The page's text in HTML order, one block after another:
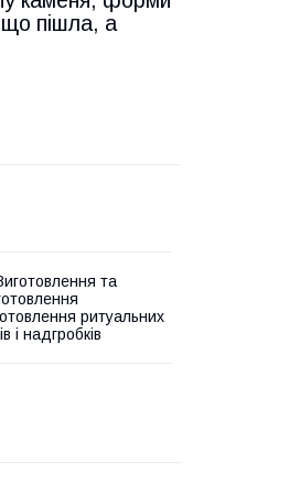
що пішла, а
та
ритуальних
і надгробків